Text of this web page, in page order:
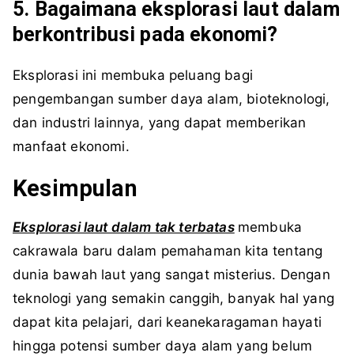
5. Bagaimana eksplorasi laut dalam
berkontribusi pada ekonomi?
Eksplorasi ini membuka peluang bagi
pengembangan sumber daya alam, bioteknologi,
dan industri lainnya, yang dapat memberikan
manfaat ekonomi.
Kesimpulan
Eksplorasi laut dalam tak terbatas membuka
cakrawala baru dalam pemahaman kita tentang
dunia bawah laut yang sangat misterius. Dengan
teknologi yang semakin canggih, banyak hal yang
dapat kita pelajari, dari keanekaragaman hayati
hingga potensi sumber daya alam yang belum